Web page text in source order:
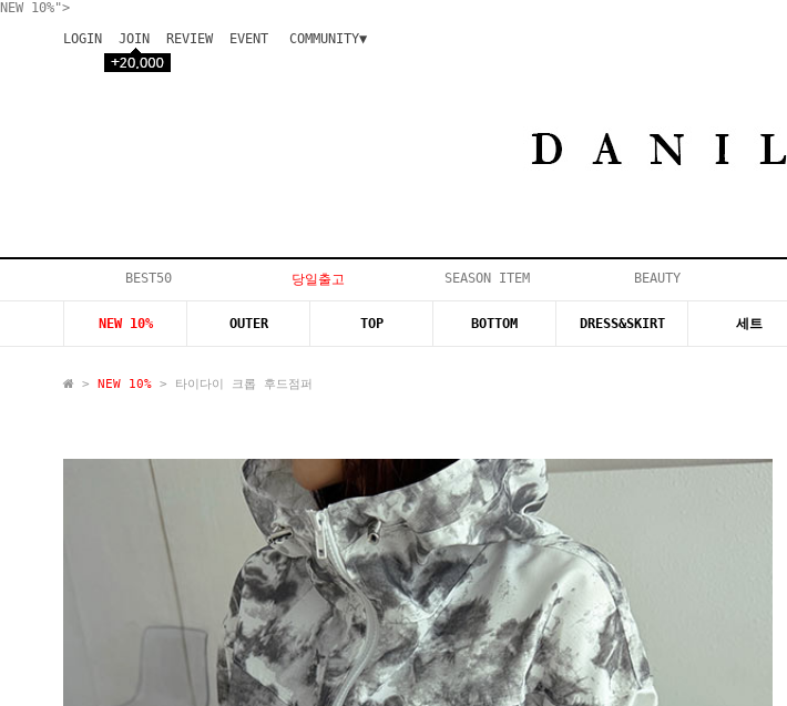
NEW 10%">
LOGIN
JOIN REVIEW EVENT
COMMUNITY▼
입고지연
BEST50 당일출고 SEASON ITEM BEAUTY
NEW 10% OUTER TOP BOTTOM DRESS&SKIRT 세트
> NEW 10% > 타이다이 크롭 후드점퍼